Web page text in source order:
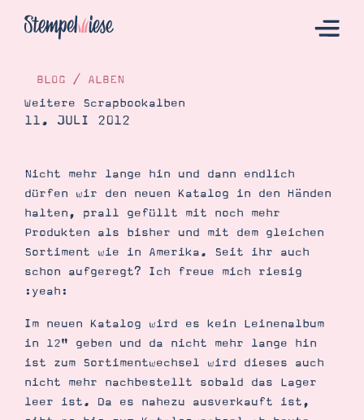
Katalog
Bestellen
Kontakt
Angebote
Demonstrator werden
Blog
Gutscheine
BLOG / ALBEN
Weitere Scrapbookalben
11. JULI 2012
Nicht mehr lange hin und dann endlich
dürfen wir den neuen Katalog in den Händen
halten, prall gefüllt mit noch mehr
Produkten als bisher und mit dem gleichen
Sortiment wie in Amerika. Seit ihr auch
schon aufgeregt? Ich freue mich riesig
:yeah:
Im neuen Katalog wird es kein Leinenalbum
in 12" geben und da nicht mehr lange hin
ist zum Sortimentwechsel wird dieses auch
nicht mehr nachbestellt sobald das Lager
leer ist. Da es nahezu ausverkauft ist,